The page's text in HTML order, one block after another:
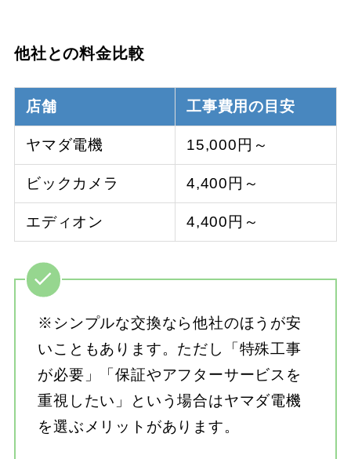
他社との料金比較
店舗 工事費用の目安
ヤマダ電機 15,000円～
ビックカメラ 4,400円～
エディオン 4,400円～
※シンプルな交換なら他社のほうが安
いこともあります。ただし「特殊工事
が必要」「保証やアフターサービスを
重視したい」という場合はヤマダ電機
を選ぶメリットがあります。